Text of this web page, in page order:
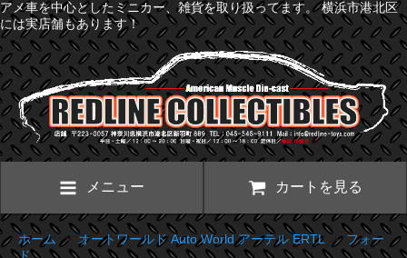
アメ車を中心としたミニカー、雑貨を取り扱ってます。 横浜市港北区
には実店舗もあります！
メニュー カートを見る
ホーム>オートワールド Auto World アーテル ERTL> フォー